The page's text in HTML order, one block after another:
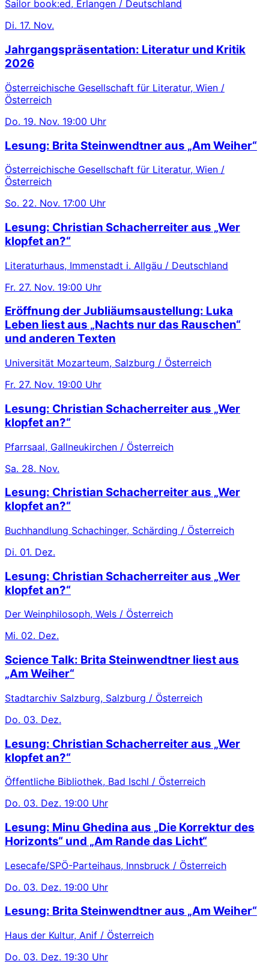
Sailor book:ed, Erlangen / Deutschland
Di. 17. Nov.
Jahrgangspräsentation: Literatur und Kritik
2026
Österreichische Gesellschaft für Literatur, Wien /
Österreich
Do. 19. Nov. 19:00 Uhr
Lesung: Brita Steinwendtner aus „Am Weiher“
Österreichische Gesellschaft für Literatur, Wien /
Österreich
So. 22. Nov. 17:00 Uhr
Lesung: Christian Schacherreiter aus „Wer
klopfet an?“
Literaturhaus, Immenstadt i. Allgäu / Deutschland
Fr. 27. Nov. 19:00 Uhr
Eröffnung der Jubliäumsaustellung: Luka
Leben liest aus „Nachts nur das Rauschen“
und anderen Texten
Universität Mozarteum, Salzburg / Österreich
Fr. 27. Nov. 19:00 Uhr
Lesung: Christian Schacherreiter aus „Wer
klopfet an?“
Pfarrsaal, Gallneukirchen / Österreich
Sa. 28. Nov.
Lesung: Christian Schacherreiter aus „Wer
klopfet an?“
Buchhandlung Schachinger, Schärding / Österreich
Di. 01. Dez.
Lesung: Christian Schacherreiter aus „Wer
klopfet an?“
Der Weinphilosoph, Wels / Österreich
Mi. 02. Dez.
Science Talk: Brita Steinwendtner liest aus
„Am Weiher“
Stadtarchiv Salzburg, Salzburg / Österreich
Do. 03. Dez.
Lesung: Christian Schacherreiter aus „Wer
klopfet an?“
Öffentliche Bibliothek, Bad Ischl / Österreich
Do. 03. Dez. 19:00 Uhr
Lesung: Minu Ghedina aus „Die Korrektur des
Horizonts“ und „Am Rande das Licht“
Lesecafe/SPÖ-Parteihaus, Innsbruck / Österreich
Do. 03. Dez. 19:00 Uhr
Lesung: Brita Steinwendtner aus „Am Weiher“
Haus der Kultur, Anif / Österreich
Do. 03. Dez. 19:30 Uhr